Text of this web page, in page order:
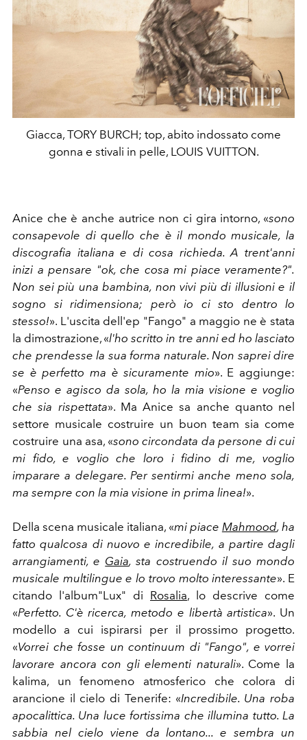
Giacca, TORY BURCH; top, abito indossato come
gonna e stivali in pelle, LOUIS VUITTON.
Anice che è anche autrice non ci gira intorno, «sono
consapevole di quello che è il mondo musicale, la
discografia italiana e di cosa richieda. A trent'anni
inizi a pensare "ok, che cosa mi piace veramente?".
Non sei più una bambina, non vivi più di illusioni e il
sogno si ridimensiona; però io ci sto dentro lo
stesso!». L'uscita dell'ep "Fango" a maggio ne è stata
la dimostrazione, «l'ho scritto in tre anni ed ho lasciato
che prendesse la sua forma naturale. Non saprei dire
se è perfetto ma è sicuramente mio». E aggiunge:
«Penso e agisco da sola, ho la mia visione e voglio
che sia rispettata». Ma Anice sa anche quanto nel
settore musicale costruire un buon team sia come
costruire una asa, «sono circondata da persone di cui
mi fido, e voglio che loro i fidino di me, voglio
imparare a delegare. Per sentirmi anche meno sola,
ma sempre con la mia visione in prima linea!».
Della scena musicale italiana, «mi piace Mahmood, ha
fatto qualcosa di nuovo e incredibile, a partire dagli
arrangiamenti, e Gaia, sta costruendo il suo mondo
musicale multilingue e lo trovo molto interessante». E
citando l'album"Lux" di Rosalia, lo descrive come
«Perfetto. C'è ricerca, metodo e libertà artistica». Un
modello a cui ispirarsi per il prossimo progetto.
«Vorrei che fosse un continuum di "Fango", e vorrei
lavorare ancora con gli elementi naturali». Come la
kalima, un fenomeno atmosferico che colora di
arancione il cielo di Tenerife: «Incredibile. Una roba
apocalittica. Una luce fortissima che illumina tutto. La
sabbia nel cielo viene da lontano... e sembra un